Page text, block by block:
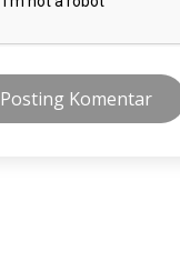
Posting Komentar